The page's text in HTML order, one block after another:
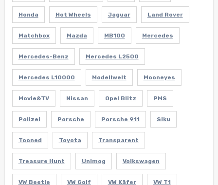
Honda Hot Wheels Jaguar Land Rover
Matchbox Mazda MB100 Mercedes
Mercedes-Benz Mercedes L2500
Mercedes L10000 Modellwelt Mooneyes
Movie&TV Nissan Opel Blitz PMS
Polizei Porsche Porsche 911 Siku
Tooned Toyota Transparent
Treasure Hunt Unimog Volkswagen
VW Beetle VW Golf VW Käfer VW T1